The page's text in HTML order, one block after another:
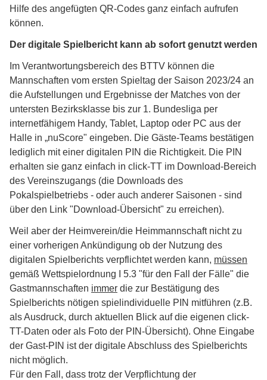
Hilfe des angefügten QR-Codes ganz einfach aufrufen
können.
Der digitale Spielbericht kann ab sofort genutzt werden
Im Verantwortungsbereich des BTTV können die
Mannschaften vom ersten Spieltag der Saison 2023/24 an
die Aufstellungen und Ergebnisse der Matches von der
untersten Bezirksklasse bis zur 1. Bundesliga per
internetfähigem Handy, Tablet, Laptop oder PC aus der
Halle in „nuScore" eingeben. Die Gäste-Teams bestätigen
lediglich mit einer digitalen PIN die Richtigkeit. Die PIN
erhalten sie ganz einfach in click-TT im Download-Bereich
des Vereinszugangs (die Downloads des
Pokalspielbetriebs - oder auch anderer Saisonen - sind
über den Link "Download-Übersicht" zu erreichen).
Weil aber der Heimverein/die Heimmannschaft nicht zu
einer vorherigen Ankündigung ob der Nutzung des
digitalen Spielberichts verpflichtet werden kann, müssen
gemäß Wettspielordnung I 5.3 "für den Fall der Fälle" die
Gastmannschaften immer die zur Bestätigung des
Spielberichts nötigen spielindividuelle PIN mitführen (z.B.
als Ausdruck, durch aktuellen Blick auf die eigenen click-
TT-Daten oder als Foto der PIN-Übersicht). Ohne Eingabe
der Gast-PIN ist der digitale Abschluss des Spielberichts
nicht möglich.
Für den Fall, dass trotz der Verpflichtung der